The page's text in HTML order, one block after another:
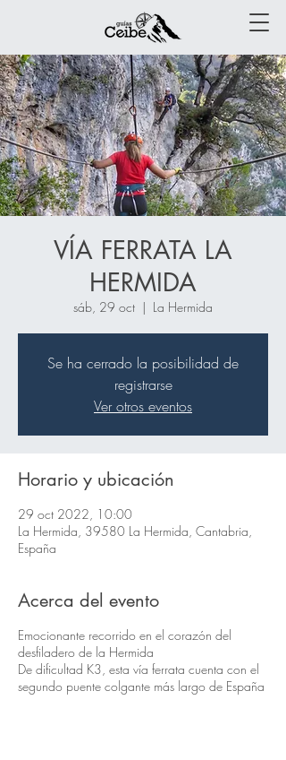
VÍA FERRATA LA
HERMIDA
sáb, 29 oct
  |
La Hermida
Se ha cerrado la posibilidad de
registrarse
Ver otros eventos
Horario y ubicación
29 oct 2022, 10:00
La Hermida, 39580 La Hermida, Cantabria,
España
Acerca del evento
Emocionante recorrido en el corazón del
desfiladero de la Hermida
De dificultad K3, esta vía ferrata cuenta con el
segundo puente colgante más largo de España